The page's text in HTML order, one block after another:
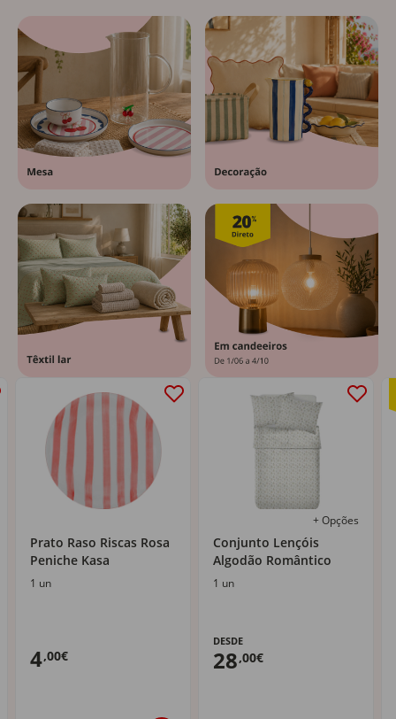
Prato Raso Riscas Rosa
Peniche Kasa
1 un
4,00€
+ Opções
Conjunto Lençóis
Algodão Romântico
1 un
DESDE
28,00€